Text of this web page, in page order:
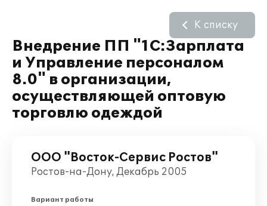
Внедрение ПП "1С:Зарплата
и Управление персоналом
8.0" в организации,
осуществляющей оптовую
торговлю одеждой
К списку
ООО "Восток-Сервис Ростов"
Ростов-на-Дону, Декабрь 2005
Вариант работы